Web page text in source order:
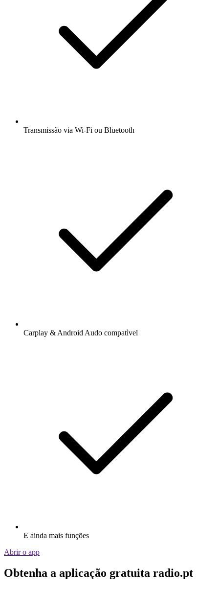
Transmissão via Wi-Fi ou Bluetooth
Carplay & Android Audo compatìvel
E ainda mais funções
Abrir o app
Obtenha a aplicação gratuita radio.pt